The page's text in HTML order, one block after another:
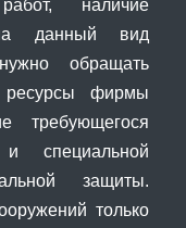
наличие
данный вид
обращать
ресурсы фирмы
требующегося
и специальной
защиты.
только